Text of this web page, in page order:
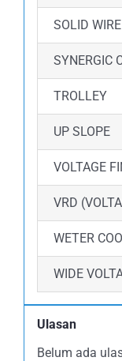
SOLID WIRE
SYNERGIC
TROLLEY
UP SLOPE
VOLTAGE
VRD
WETER
WIDE
Ulasan
Belum ada